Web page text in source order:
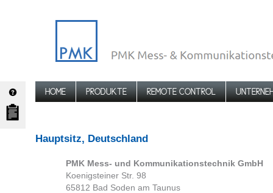
HOME PRODUKTE REMOTE CONTROL
Hauptsitz, Deutschland
PMK Mess- und Kommunikationstechnik GmbH
Koenigsteiner Str. 98
65812 Bad Soden am Taunus